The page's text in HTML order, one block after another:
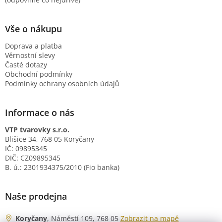
Vše o nákupu
Doprava a platba
Věrnostní slevy
Časté dotazy
Obchodní podmínky
Podmínky ochrany osobních údajů
Informace o nás
VTP tvarovky s.r.o.
Blišice 34, 768 05 Koryčany
IČ: 09895345
DIČ: CZ09895345
B. ú.: 2301934375/2010 (Fio banka)
Naše prodejna
Koryčany, Náměstí 109, 768 05 Zobrazit na mapě